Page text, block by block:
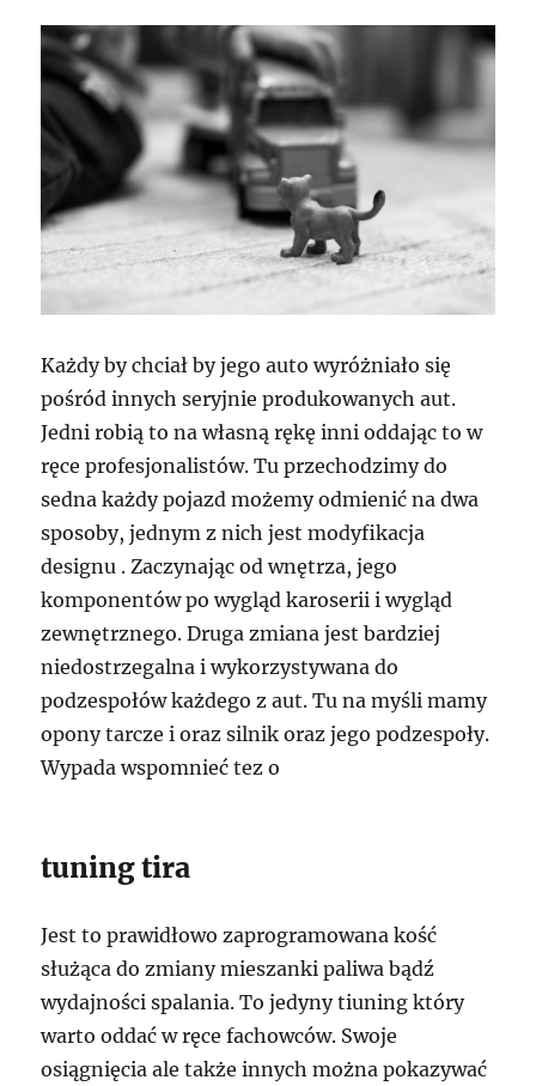
Każdy by chciał by jego auto wyróżniało się
pośród innych seryjnie produkowanych aut.
Jedni robią to na własną rękę inni oddając to w
ręce profesjonalistów. Tu przechodzimy do
sedna każdy pojazd możemy odmienić na dwa
sposoby, jednym z nich jest modyfikacja
designu . Zaczynając od wnętrza, jego
komponentów po wygląd karoserii i wygląd
zewnętrznego. Druga zmiana jest bardziej
niedostrzegalna i wykorzystywana do
podzespołów każdego z aut. Tu na myśli mamy
opony tarcze i oraz silnik oraz jego podzespoły.
Wypada wspomnieć tez o
tuning tira
Jest to prawidłowo zaprogramowana kość
służąca do zmiany mieszanki paliwa bądź
wydajności spalania. To jedyny tiuning który
warto oddać w ręce fachowców. Swoje
osiągnięcia ale także innych można pokazywać